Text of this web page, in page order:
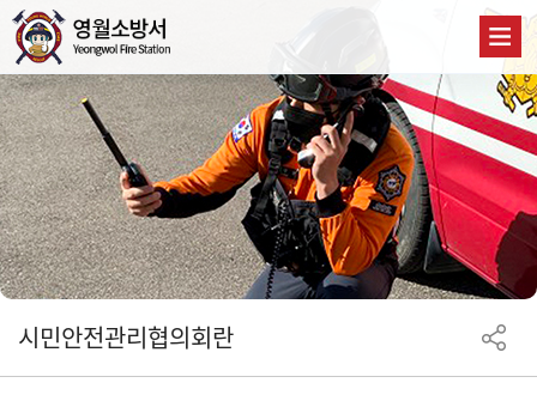
시민안전관리협의회란